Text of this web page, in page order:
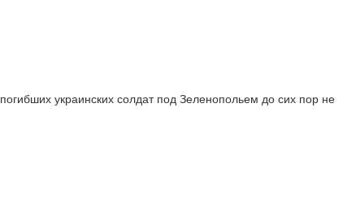
украинских солдат под Зеленопольем до сих пор не